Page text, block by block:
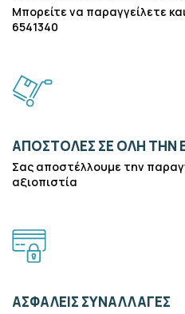
Μπορείτε να παραγγείλετε
6541340
ΑΠΟΣΤΟΛΈΣ ΣΕ ΌΛΗ ΤΗΝ
Σας αποστέλλουμε την
αξιοπιστία
ΑΣΦΑΛΕΊΣ ΣΥΝΑΛΛΑΓΈΣ